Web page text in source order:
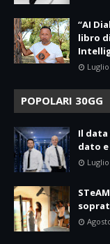
“AI
libro
POPOLARI 30GG
Il data
dato